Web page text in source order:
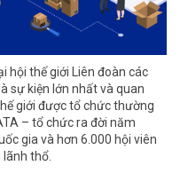
hội thế giới Liên đoàn các
sự kiện lớn nhất và quan
giới được tổ chức thường
– tổ chức ra đời năm
gia và hơn 6.000 hội viên
thổ.